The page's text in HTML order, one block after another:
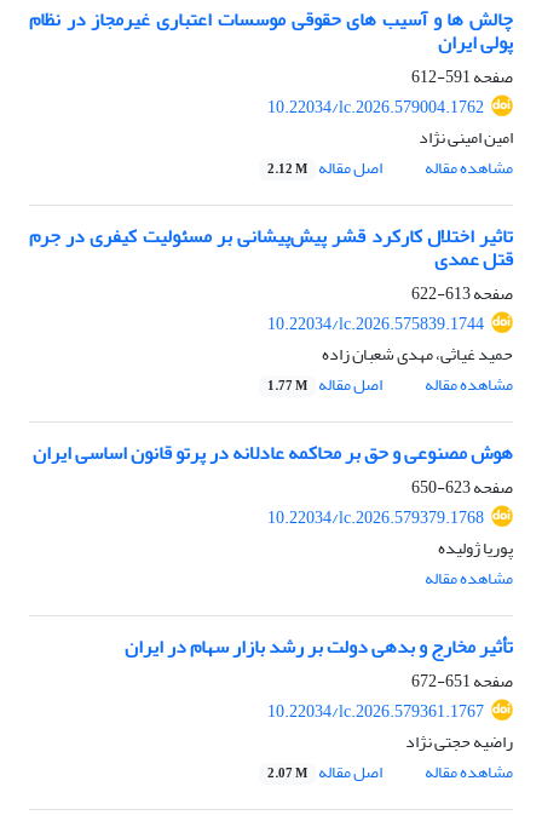
چالش ها و آسیب های حقوقی موسسات اعتباری غیرمجاز در نظام
پولی ایران
صفحه591-612
10.22034/lc.2026.579004.1762
امین امینی نژاد
مشاهده مقاله
اصل مقاله 2.12 M
تاثیر اختلال کارکرد قشر پیش‌پیشانی بر مسئولیت کیفری در جرم
قتل عمدی
صفحه613-622
10.22034/lc.2026.575839.1744
حمید غیاثی، مهدی شعبان زاده
مشاهده مقاله
اصل مقاله 1.77 M
هوش مصنوعی و حق بر محاکمه عادلانه در پرتو قانون اساسی ایران
صفحه623-650
10.22034/lc.2026.579379.1768
پوریا ژولیده
مشاهده مقاله
تأثیر مخارج و بدهی دولت بر رشد بازار سهام در ایران
صفحه651-672
10.22034/lc.2026.579361.1767
راضیه حجتی نژاد
مشاهده مقاله
اصل مقاله 2.07 M